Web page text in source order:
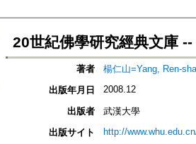
20世紀佛學研究經典文庫
著者
楊仁山=Yang, Ren-
出版年月日
2008.12
出版者
武漢大學
出版サイト
http://